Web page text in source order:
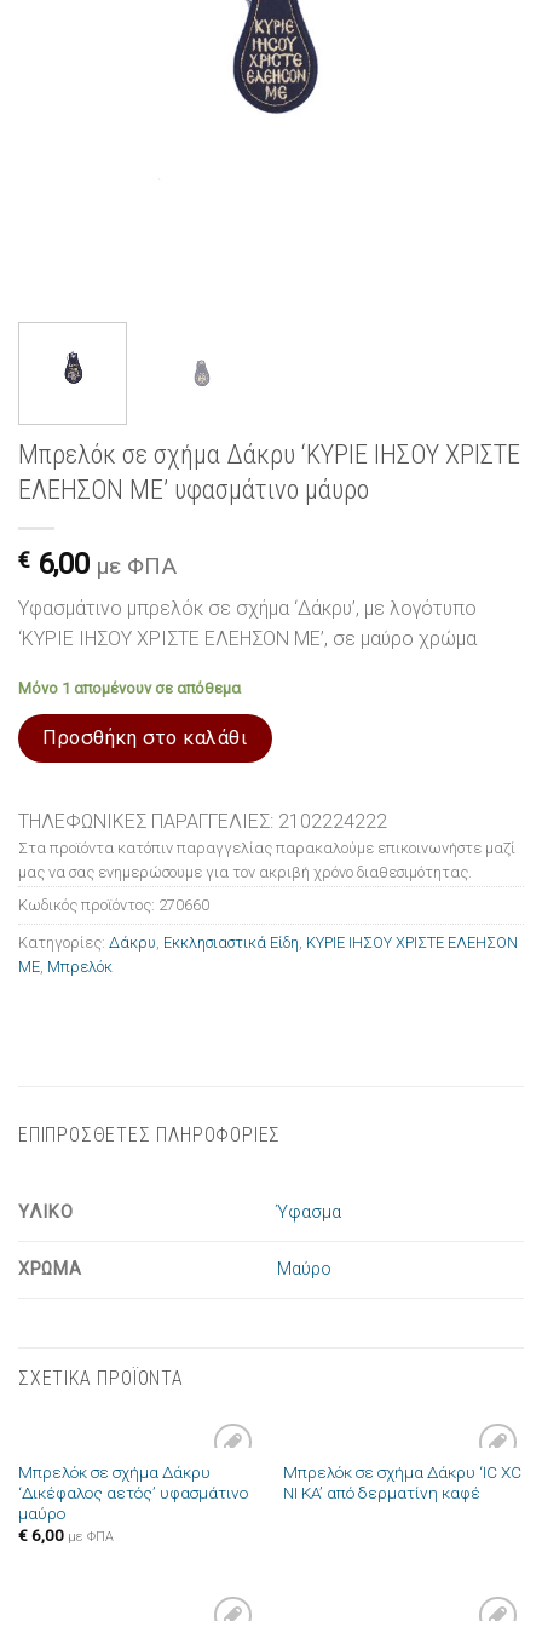
Μπρελόκ σε σχήμα Δάκρυ ‘ΚΥΡΙΕ ΙΗΣΟΥ ΧΡΙΣΤΕ
ΕΛΕΗΣΟΝ ΜΕ’ υφασμάτινο μάυρο
€ 6,00 με ΦΠΑ
Υφασμάτινο μπρελόκ σε σχήμα ‘Δάκρυ’, με λογότυπο
‘ΚΥΡΙΕ ΙΗΣΟΥ ΧΡΙΣΤΕ ΕΛΕΗΣΟΝ ΜΕ’, σε μαύρο χρώμα
Μόνο 1 απομένουν σε απόθεμα
Προσθήκη στο καλάθι
ΤΗΛΕΦΩΝΙΚΕΣ ΠΑΡΑΓΓΕΛΙΕΣ: 2102224222
Στα προϊόντα κατόπιν παραγγελίας παρακαλούμε επικοινωνήστε μαζί
μας να σας ενημερώσουμε για τον ακριβή χρόνο διαθεσιμότητας.
Κωδικός προϊόντος: 270660
Κατηγορίες: Δάκρυ, Εκκλησιαστικά Είδη, ΚΥΡΙΕ ΙΗΣΟΥ ΧΡΙΣΤΕ ΕΛΕΗΣΟΝ
ΜΕ, Μπρελόκ
ΕΠΙΠΡΟΣΘΕΤΕΣ ΠΛΗΡΟΦΟΡΙΕΣ
ΥΛΙΚΟ Ύφασμα
ΧΡΩΜΑ Μαύρο
ΣΧΕΤΙΚΑ ΠΡΟΪΟΝΤΑ
Πρόσθήκη
στην λίστα
Μπρελόκ σε σχήμα Δάκρυ
‘Δικέφαλος αετός’ υφασμάτινο
μαύρο
€6,00 με ΦΠΑ
Πρόσθήκη
στην λίστα
Μπρελόκ σε σχήμα Δάκρυ ‘IC XC
NI KA’ από δερματίνη καφέ